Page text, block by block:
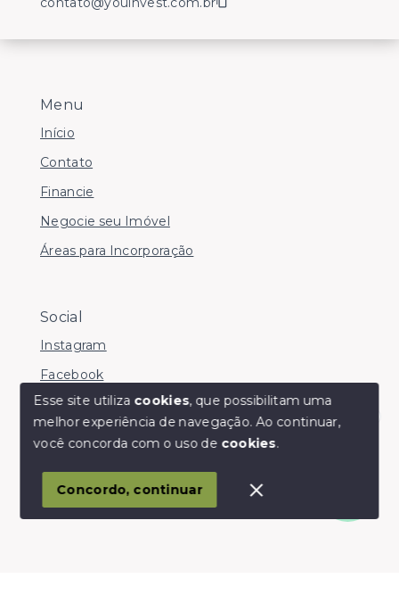
Olá! somos da Linkmob, como podemos ajudar?
Menu
Início
Contato
Financie
Negocie seu Imóvel
Áreas para Incorporação
Social
Instagram
Facebook
© Copyright 2026 - Youinvest - Todos os direitos
SITE PARA IMOBILIARIA
Esse site utiliza cookies, que possibilitam uma
melhor experiência de navegação.Ao continuar,
você concorda com o uso de cookies.
Concordo, continuar